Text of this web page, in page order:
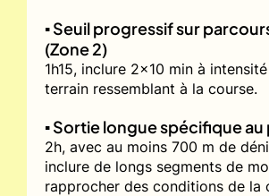
▪️ Seuil progressif sur
(Zone 2)
1h15, inclure 2x10 min à
terrain ressemblant à la course.
▪️ Sortie longue spécifique
2h, avec au moins 700 m de
inclure de longs segments de
rapprocher des conditions de la